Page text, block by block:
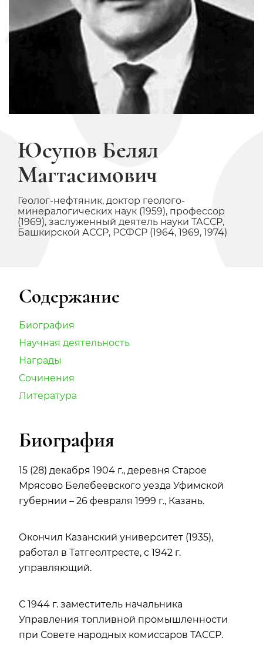
Юсупов Белял
Магтасимович
Геолог-нефтяник, доктор геолого-
минералогических наук (1959), профессор
(1969), заслуженный деятель науки ТАССР,
Башкирской АССР, РСФСР (1964, 1969, 1974)
Содержание
Биография
Научная деятельность
Награды
Сочинения
Литература
Биография
15 (28) декабря 1904 г., деревня Старое
Мрясово Белебеевского уезда Уфимской
губернии – 26 февраля 1999 г., Казань.
Окончил Казанский университет (1935),
работал в Татгеолтресте, с 1942 г.
управляющий.
С 1944 г. заместитель начальника
Управления топливной промышленности
при Совете народных комиссаров ТАССР.